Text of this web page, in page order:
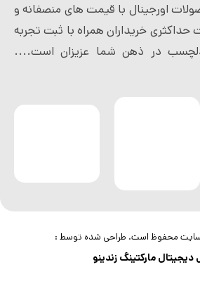
اورجینال با قیمت های منصفانه و
خریداران همراه با ثبت تجربه
در ذهن شما عزیزان است....
محفوظ است. طراحی شده توسط :
دیجیتال مارکتینگ زندینو